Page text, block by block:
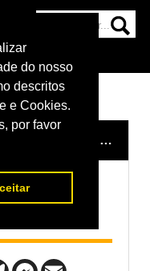
do nosso
descritos
e Cookies.
por favor
X CHIKADZE